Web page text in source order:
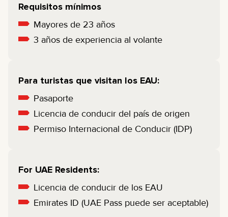
Requisitos mínimos
Mayores de 23 años
3 años de experiencia al volante
Para turistas que visitan los EAU:
Pasaporte
Licencia de conducir del país de origen
Permiso Internacional de Conducir (IDP)
For UAE Residents:
Licencia de conducir de los EAU
Emirates ID (UAE Pass puede ser aceptable)